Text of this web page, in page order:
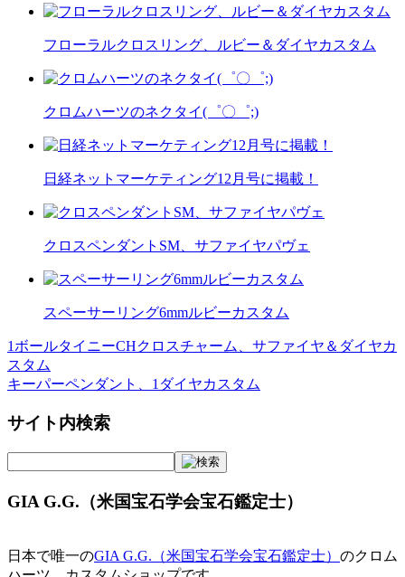
フローラルクロスリング、ルビー＆ダイヤカスタム
クロムハーツのネクタイ(゜〇゜;)
日経ネットマーケティング12月号に掲載！
クロスペンダントSM、サファイヤパヴェ
スペーサーリング6mmルビーカスタム
投
稿
ビ
ゲ
ー
ョ
1ボールタイニーCHクロスチャーム、サファイヤ＆ダイヤカ
スタム
キーパーペンダント、1ダイヤカスタム
サイト内検索
GIA G.G.（米国宝石学会宝石鑑定士）
日本で唯一のGIA G.G.（米国宝石学会宝石鑑定士） のクロム